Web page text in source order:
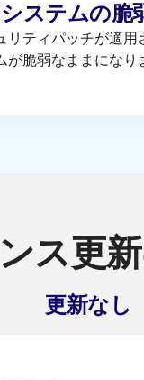
システムの脆
リティパッチが適用
が脆弱なままになり
ス更
更新なし